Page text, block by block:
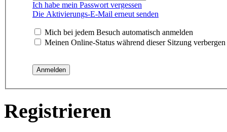
Ich habe mein Passwort vergessen
Die Aktivierungs-E-Mail erneut senden
Mich bei jedem Besuch automatisch anmelden
Meinen Online-Status während dieser Sitzung verbergen
Registrieren